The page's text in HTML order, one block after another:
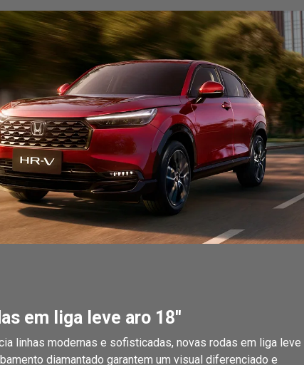
em liga leve aro 18''
linhas modernas e sofisticadas, novas rodas em liga leve
diamantado garantem um visual diferenciado e